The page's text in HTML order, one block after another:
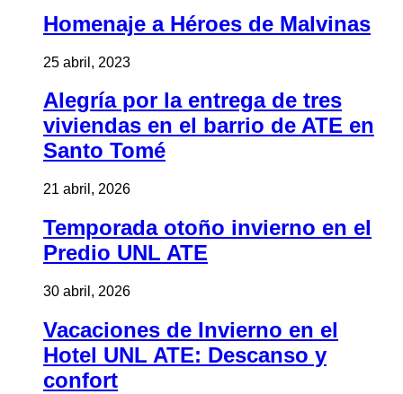
Homenaje a Héroes de Malvinas
25 abril, 2023
Alegría por la entrega de tres
viviendas en el barrio de ATE en
Santo Tomé
21 abril, 2026
Temporada otoño invierno en el
Predio UNL ATE
30 abril, 2026
Vacaciones de Invierno en el
Hotel UNL ATE: Descanso y
confort